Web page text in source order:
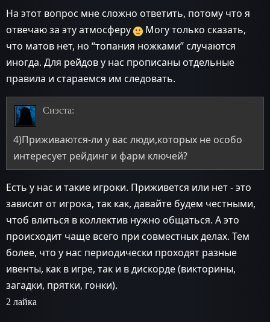
На этот вопрос мне сложно ответить, потому что я
отвечаю за эту атмосферу
Могу только сказать,
что матов нет, но “топания ножками” случаются
иногда. Для рейдов у нас прописаны отдельные
правила и стараемся им следовать.
Сиэста:
4)Приживаются-ли у вас люди,которых не особо
интересует рейдинг и фарм ключей?
Есть у нас и такие игроки. Приживется или нет - это
зависит от игрока, так как, давайте будем честными,
чтоб влиться в коллектив нужно общаться. А это
происходит чаще всего при совместных делах. Тем
более, что у нас периодически проходят разные
ивенты, как в игре, так и в дискорде (викторины,
загадки, прятки, гонки).
2 лайка